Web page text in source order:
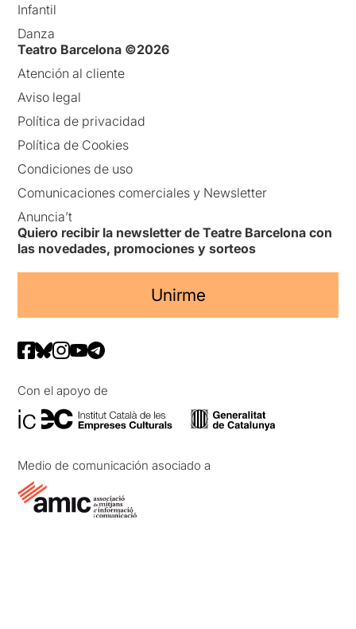
Infantil
Danza
Teatro Barcelona ©2026
Atención al cliente
Aviso legal
Política de privacidad
Política de Cookies
Condiciones de uso
Comunicaciones comerciales y Newsletter
Anuncia’t
Quiero recibir la newsletter de Teatre Barcelona con
las novedades, promociones y sorteos
Unirme
Con el apoyo de
Medio de comunicación asociado a